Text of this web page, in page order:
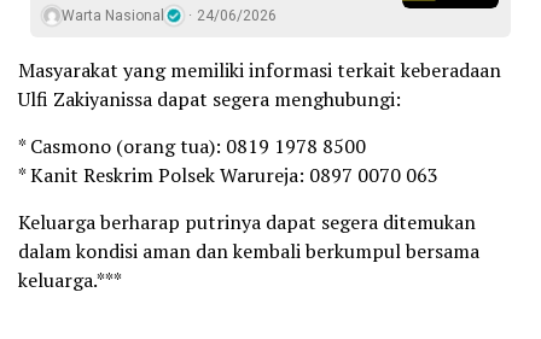
Warta Nasional 24/06/2026
Masyarakat yang memiliki informasi terkait keberadaan
Ulfi Zakiyanissa dapat segera menghubungi:
* Casmono (orang tua): 0819 1978 8500
* Kanit Reskrim Polsek Warureja: 0897 0070 063
Keluarga berharap putrinya dapat segera ditemukan
dalam kondisi aman dan kembali berkumpul bersama
keluarga.***